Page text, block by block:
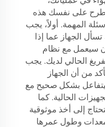
على نفسك هذه
المهمة. أولاً، يجب
تسأل الجهاز عما إذا
سيعمل مع نظام
الحالي لديك. يجب
من أن الجهاز
بشكل صحيح مع
الحالية. كما
إلى أخذ موثوقية
وطول عمرها